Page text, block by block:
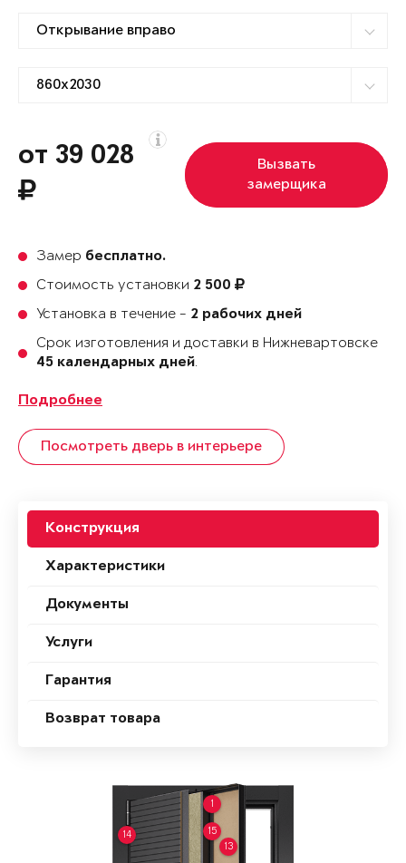
от 39 028
Вызвать
замерщика
Замер бесплатно.
Стоимость установки 2 500
Установка в течение - 2 рабочих дней
Срок изготовления и доставки в Нижневартовске
45 календарных дней.
Подробнее
Посмотреть дверь в интерьере
Конструкция
Характеристики
Документы
Услуги
Гарантия
Возврат товара
1
13
14 15